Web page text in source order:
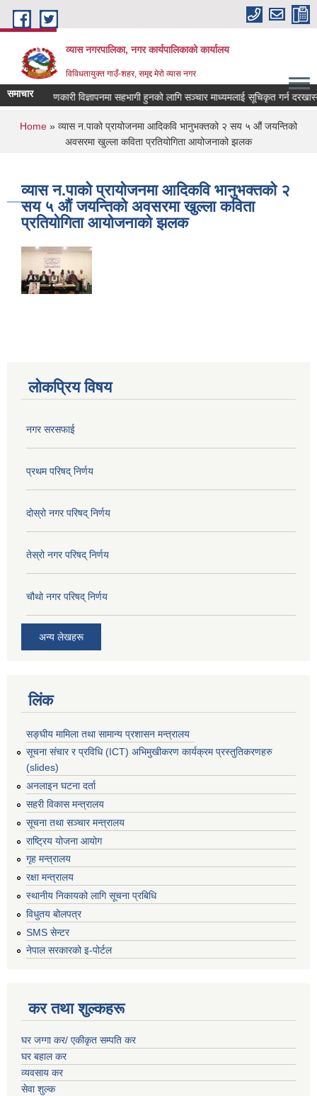
Skip to main content
व्यास नगरपालिका, नगर कार्यपालिकाको कार्यालय
विविधतायुक्त गाउँ-शहर, समृद्द मेरो व्यास नगर
समाचार
लोक कल्याणकारी विज्ञापनमा सहभागी हुनको लागि सञ्चार माध्यमलाई सूचिकृत गर्न दरखास्त
You are here
Home » व्यास न.पाको प्रायोजनमा आदिकवि भानुभक्तको २ सय ५ औं जयन्तिको
अवसरमा खुल्ला कविता प्रतियोगिता आयोजनाको झलक
व्यास न.पाको प्रायोजनमा आदिकवि भानुभक्तको २
सय ५ औं जयन्तिको अवसरमा खुल्ला कविता
प्रतियोगिता आयोजनाको झलक
लोकप्रिय विषय
नगर सरसफाई
प्रथम परिषद् निर्णय
दोस्रो नगर परिषद् निर्णय
तेस्रो नगर परिषद् निर्णय
चौथो नगर परिषद् निर्णय
अन्य लेखहरू
लिंक
सङ्घीय मामिला तथा सामान्य प्रशासन मन्त्रालय
सूचना संचार र प्रविधि (ICT) अभिमुखीकरण कार्यक्रम प्रस्तुतिकरणहरु
(slides)
अनलाइन घटना दर्ता
सहरी विकास मन्त्रालय
सूचना तथा सञ्चार मन्त्रालय
राष्ट्रिय योजना आयोग
गृह मन्त्रालय
रक्षा मन्त्रालय
स्थानीय निकायको लागि सूचना प्रबिधि
विधुतय बोलपत्र
SMS सेन्टर
नेपाल सरकारको इ-पोर्टल
कर तथा शुल्कहरू
घर जग्गा कर/ एकीकृत सम्पति कर
घर बहाल कर
व्यवसाय कर
सेवा शुल्क